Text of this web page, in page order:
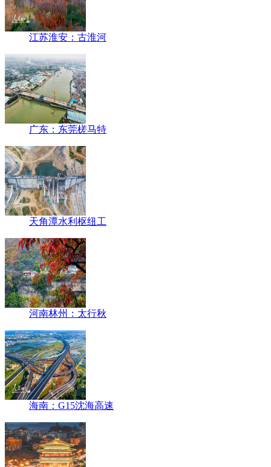
江苏淮安：古淮河
广东：东莞槎马特
天角潭水利枢纽工
河南林州：太行秋
海南：G15沈海高速